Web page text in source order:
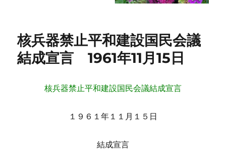
核兵器禁止平和建設国民会議
結成宣言 1961年11月15日
核兵器禁止平和建設国民会議結成宣言
１９６１年１１月１５日
結成宣言